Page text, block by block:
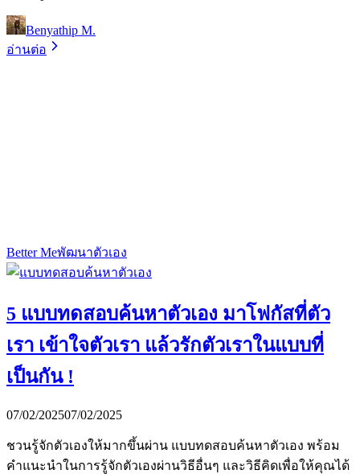
Benyathip M.
อ่านต่อ
Better Meพัฒนาตัวเอง
5 แบบทดสอบค้นหาตัวเอง มาโฟกัสที่ตัว
เรา เข้าใจตัวเรา แล้วรักตัวเราในแบบที่
เป็นกัน !
07/02/202507/02/2025
ชวนรู้จักตัวเองให้มากขึ้นผ่าน แบบทดสอบค้นหาตัวเอง พร้อม
คำแนะนำในการรู้จักตัวเองผ่านวิธีอื่นๆ และวิธีคิดเพื่อให้คุณได้